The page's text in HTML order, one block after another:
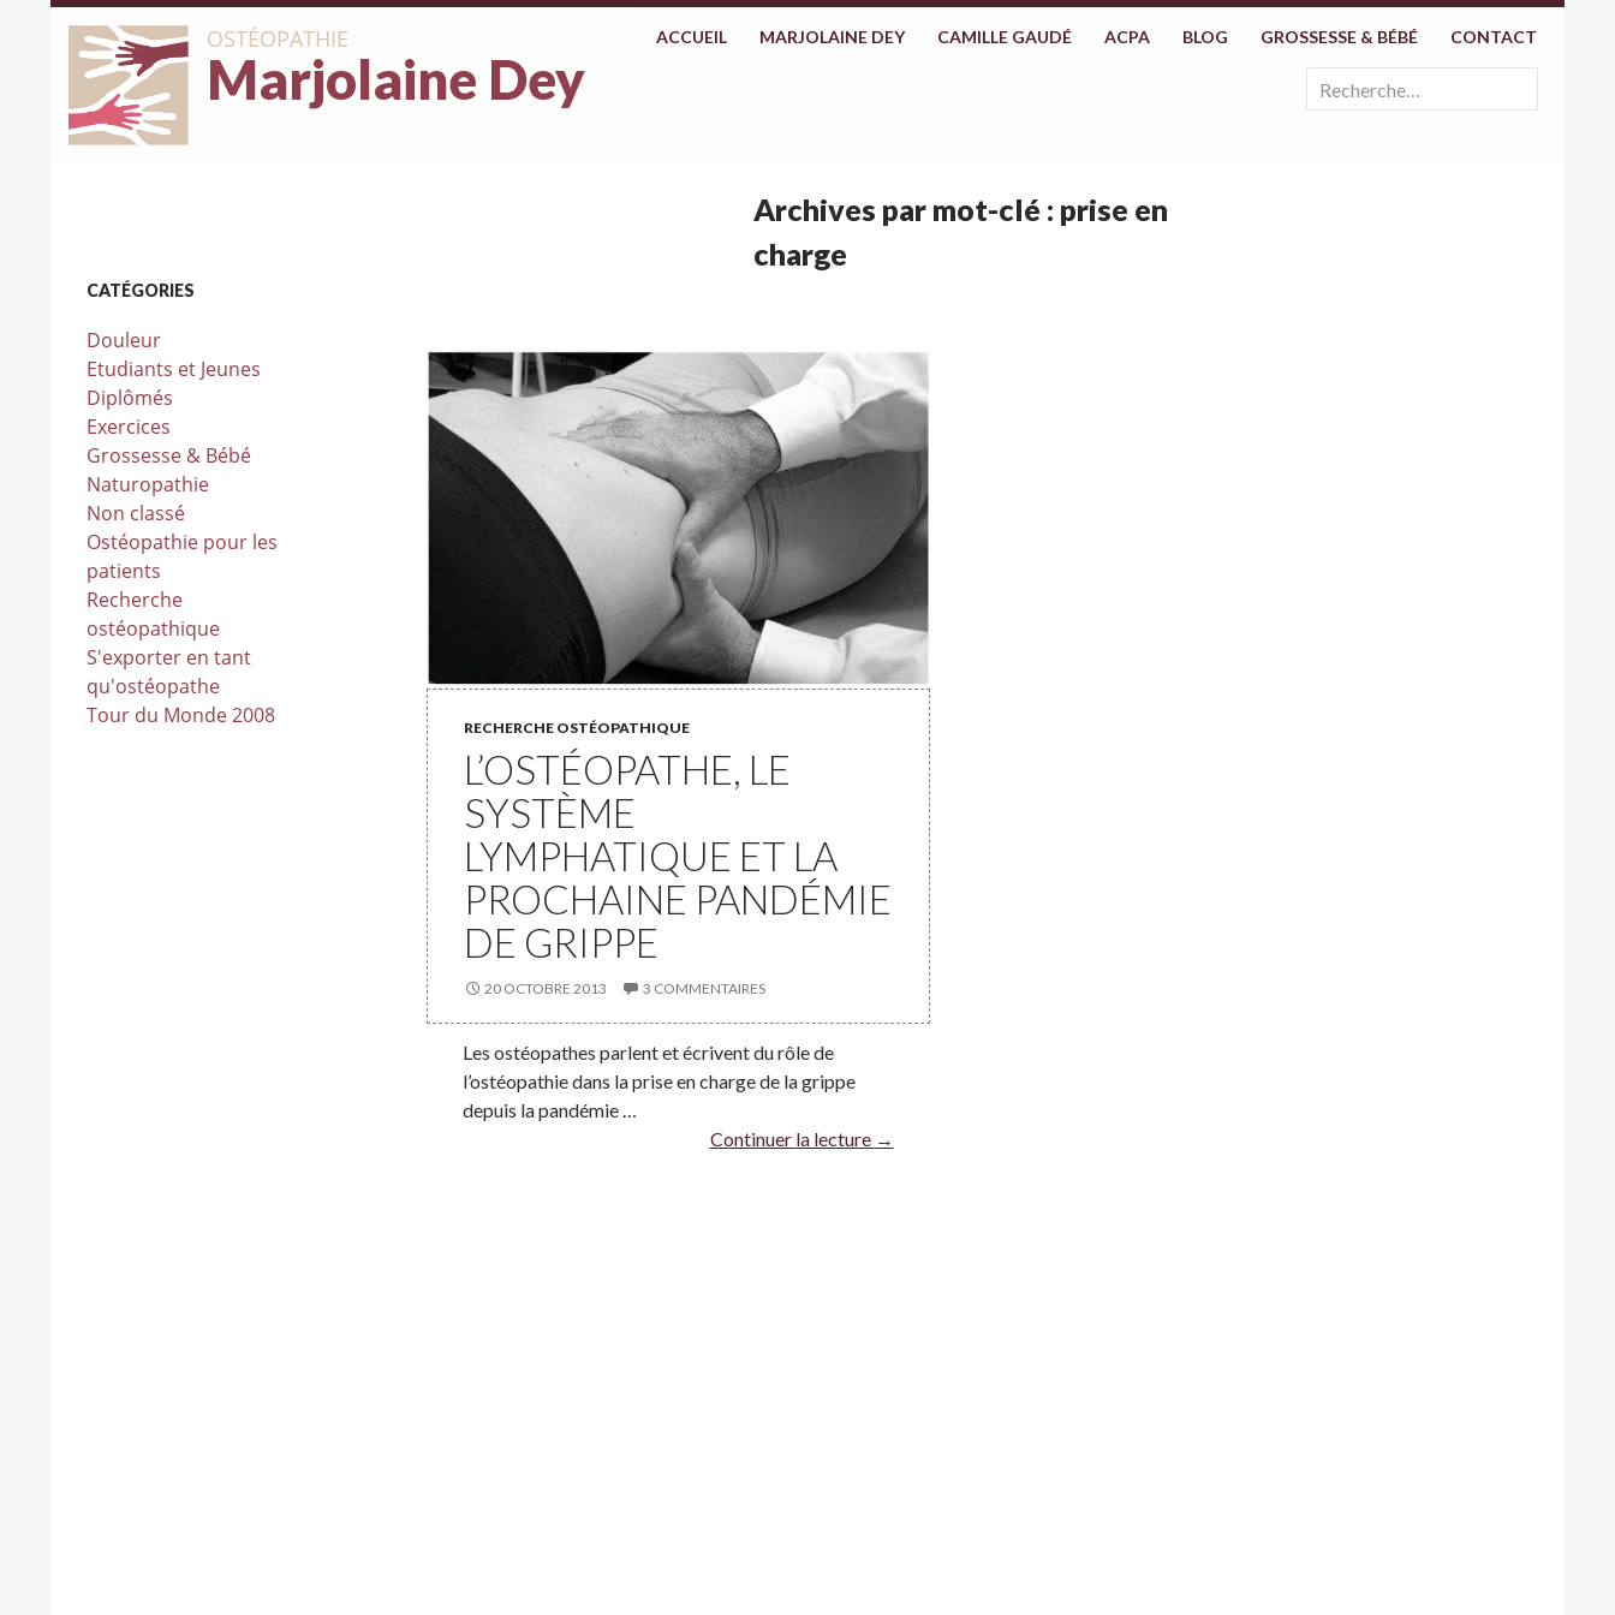
OSTÉOPATHIE
Marjolaine Dey
ACCUEIL
MARJOLAINE DEY CAMILLE GAUDÉ ACPA BLOG GROSSESSE & BÉBÉ CONTACT
Rechercher :
Archives par mot-clé : prise en
charge
RECHERCHE OSTÉOPATHIQUE
L’OSTÉOPATHE, LE
SYSTÈME
LYMPHATIQUE ET LA
PROCHAINE PANDÉMIE
DE GRIPPE
20 OCTOBRE 2013 3 COMMENTAIRES
Les ostéopathes parlent et écrivent du rôle de
l’ostéopathie dans la prise en charge de la grippe
depuis la pandémie …
Continuer la lecture →
CATÉGORIES
Douleur
Etudiants et Jeunes
Diplômés
Exercices
Grossesse & Bébé
Naturopathie
Non classé
Ostéopathie pour les
patients
Recherche
ostéopathique
S'exporter en tant
qu'ostéopathe
Tour du Monde 2008